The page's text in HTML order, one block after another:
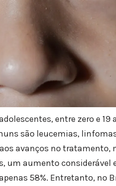
entre zero e
são leucemias,
avanços no tratamento,
um aumento considerável
58%. Entretanto, no